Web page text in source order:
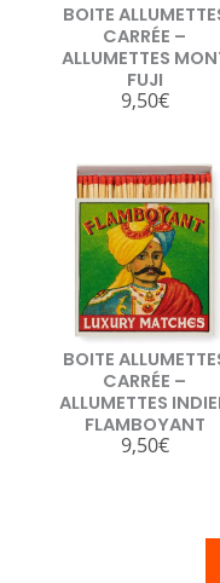
BOITE
CARRÉE –
ALLUMETTES
FUJI
9,50€
BOITE
CARRÉE –
ALLUMETTES
FLAMBOYANT
9,50€